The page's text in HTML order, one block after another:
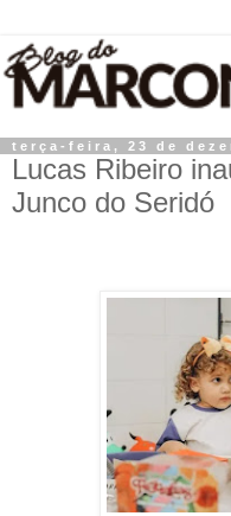
terça-feira, 23 de
Lucas Ribeiro
Junco do Seridó